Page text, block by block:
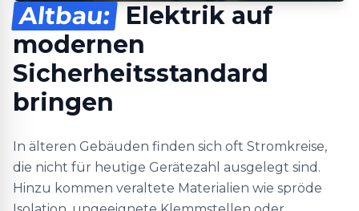
Altbau: Elektrik auf
modernen
Sicherheitsstandard
bringen
In älteren Gebäuden finden sich oft Stromkreise,
die nicht für heutige Gerätezahl ausgelegt sind.
Hinzu kommen veraltete Materialien wie spröde